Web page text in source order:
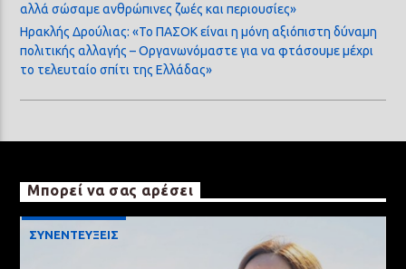
αλλά σώσαμε ανθρώπινες ζωές και περιουσίες»
Ηρακλής Δρούλιας: «Το ΠΑΣΟΚ είναι η μόνη αξιόπιστη δύναμη
πολιτικής αλλαγής – Οργανωνόμαστε για να φτάσουμε μέχρι
το τελευταίο σπίτι της Ελλάδας»
Μπορεί να σας αρέσει
ΣΥΝΕΝΤΕΥΞΕΙΣ